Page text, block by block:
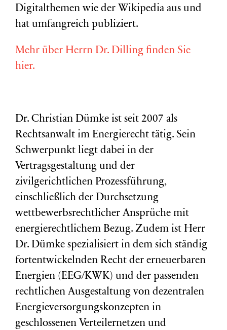
Digitalthemen wie der Wikipedia aus und
hat umfangreich publiziert.
Mehr über Herrn Dr. Dilling finden Sie
hier.
Dr. Christian Dümke ist seit 2007 als
Rechtsanwalt im Energierecht tätig. Sein
Schwerpunkt liegt dabei in der
Vertragsgestaltung und der
zivilgerichtlichen Prozessführung,
einschließlich der Durchsetzung
wettbewerbsrechtlicher Ansprüche mit
energierechtlichem Bezug. Zudem ist Herr
Dr. Dümke spezialisiert in dem sich ständig
fortentwickelnden Recht der erneuerbaren
Energien (EEG/KWK) und der passenden
rechtlichen Ausgestaltung von dezentralen
Energieversorgungskonzepten in
geschlossenen Verteilernetzen und